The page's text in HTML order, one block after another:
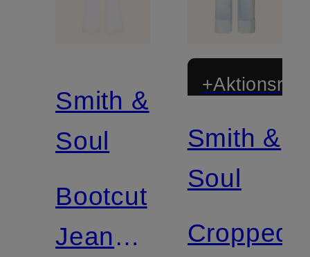
Smith &
Soul
Bootcut
Jeans
Smith &
Soul
Cropped